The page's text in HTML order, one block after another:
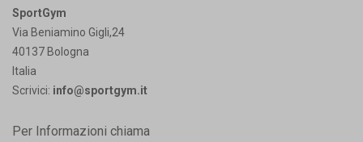
SportGym
Via Beniamino Gigli,24
40137 Bologna
Italia
Scrivici: info@sportgym.it
Per Informazioni chiama